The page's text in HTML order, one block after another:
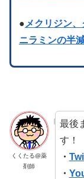
●メクリジン、
ニラミンの半
くくたる@薬
剤師
最後
す！
・
・